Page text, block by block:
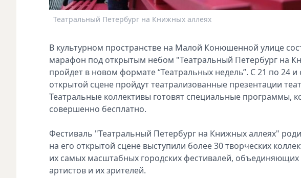
Театральный Петербург на Книжных аллеях
В культурном пространстве на Малой Конюшенной улице
марафон под открытым небом "Театральный Петербург на
пройдет в новом формате “Театральных недель”. С 21 по 24
открытой сцене пройдут театрализованные презентации
Театральные коллективы готовят специальные программы,
совершенно бесплатно.
Фестиваль "Театральный Петербург на Книжных аллеях"
на его открытой сцене выступили более 30 творческих
их самых масштабных городских фестивалей,
артистов и их зрителей.